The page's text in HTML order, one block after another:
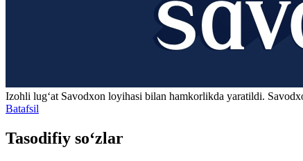
Izohli lugʻat Savodxon loyihasi bilan hamkorlikda yaratildi.
Batafsil
Tasodifiy so‘zlar